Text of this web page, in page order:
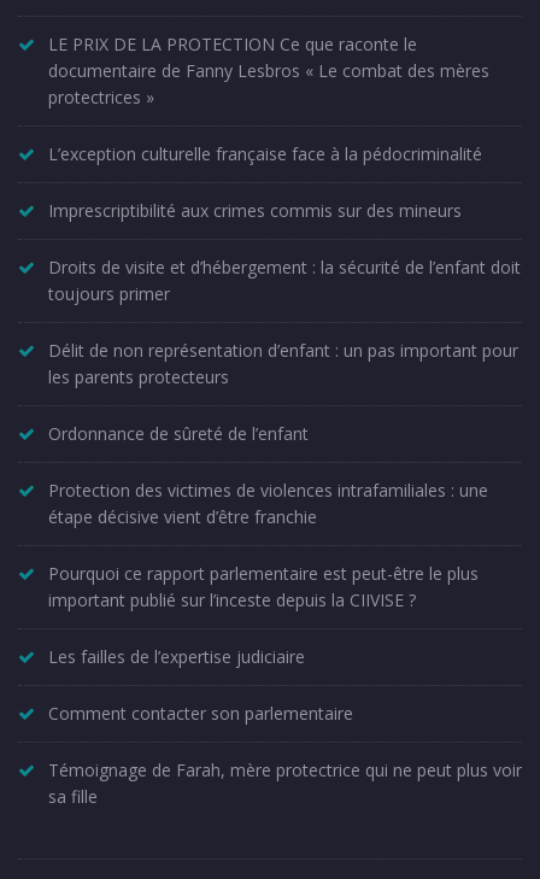
LE PRIX DE LA PROTECTION Ce que raconte le
documentaire de Fanny Lesbros « Le combat des mères
protectrices »
L’exception culturelle française face à la pédocriminalité
Imprescriptibilité aux crimes commis sur des mineurs
Droits de visite et d’hébergement : la sécurité de l’enfant doit
toujours primer
Délit de non représentation d’enfant : un pas important pour
les parents protecteurs
Ordonnance de sûreté de l’enfant
Protection des victimes de violences intrafamiliales : une
étape décisive vient d’être franchie
Pourquoi ce rapport parlementaire est peut-être le plus
important publié sur l’inceste depuis la CIIVISE ?
Les failles de l’expertise judiciaire
Comment contacter son parlementaire
Témoignage de Farah, mère protectrice qui ne peut plus voir
sa fille